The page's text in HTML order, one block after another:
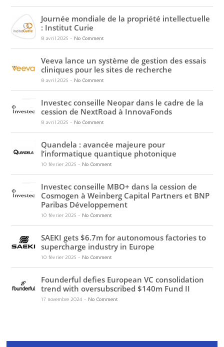
Journée mondiale de la propriété intellectuelle
: Institut Curie
8 avril 2025- No Comment
Veeva lance un système de gestion des essais
cliniques pour les sites de recherche
8 avril 2025- No Comment
Investec conseille Neopar dans le cadre de la
cession de NextRoad à InnovaFonds
8 avril 2025- No Comment
Quandela : avancée majeure pour
l’informatique quantique photonique
10 février 2025- No Comment
Investec conseille MBO+ dans la cession de
Cosmogen à Weinberg Capital Partners et BNP
Paribas Développement
10 février 2025- No Comment
SAEKI gets $6.7m for autonomous factories to
supercharge industry in Europe
10 février 2025- No Comment
Founderful defies European VC consolidation
trend with oversubscribed $140m Fund II
17 novembre 2024 - No Comment